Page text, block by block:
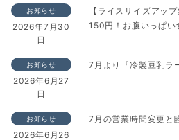
お知らせ
2026年7月30
日
【ライスサイズアッ
150円！お腹いっぱい
お知らせ
2026年6月27
日
7月より『冷製豆乳ラ
お知らせ
2026年6月26
7月の営業時間変更と